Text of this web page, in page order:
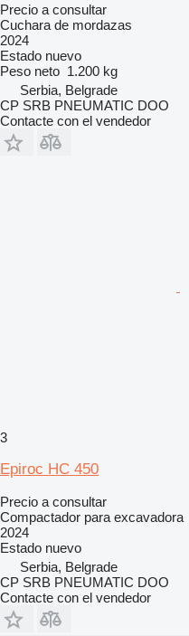
Precio a consultar
Cuchara de mordazas
2024
Estado nuevo
Peso neto 1.200 kg
Serbia, Belgrade
CP SRB PNEUMATIC DOO
Contacte con el vendedor
3
Epiroc HC 450
Precio a consultar
Compactador para excavadora
2024
Estado nuevo
Serbia, Belgrade
CP SRB PNEUMATIC DOO
Contacte con el vendedor